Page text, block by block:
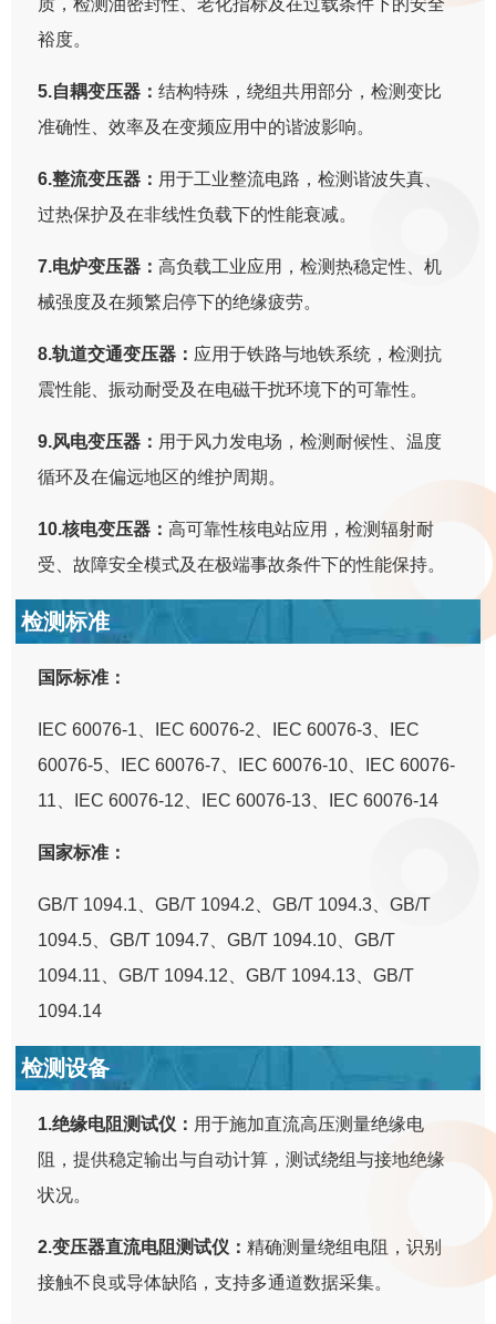
质，检测油密封性、老化指标及在过载条件下的安全
裕度。
5.自耦变压器：结构特殊，绕组共用部分，检测变比
准确性、效率及在变频应用中的谐波影响。
6.整流变压器： 用于工业整流电路，检测谐波失真、
过热保护及在非线性负载下的性能衰减。
7.电炉变压器：高负载工业应用，检测热稳定性、机
械强度及在频繁启停下的绝缘疲劳。
8.轨道交通变压器： 应用于铁路与地铁系统，检测抗
震性能、振动耐受及在电磁干扰环境下的可靠性。
9.风电变压器： 用于风力发电场，检测耐候性、温度
循环及在偏远地区的维护周期。
10.核电变压器：高可靠性核电站应用，检测辐射耐
受、故障安全模式及在极端事故条件下的性能保持。
检测标准
国际标准：
IEC 60076-1、IEC 60076-2、IEC 60076-3、IEC
60076-5、IEC 60076-7、IEC 60076-10、IEC 60076-
11、IEC 60076-12、IEC 60076-13、IEC 60076-14
国家标准：
GB/T 1094.1、GB/T 1094.2、GB/T 1094.3、GB/T
1094.5、GB/T 1094.7、GB/T 1094.10、GB/T
1094.11、GB/T 1094.12、GB/T 1094.13、GB/T
1094.14
检测设备
1.绝缘电阻测试仪： 用于施加直流高压测量绝缘电
阻，提供稳定输出与自动计算，测试绕组与接地绝缘
状况。
2.变压器直流电阻测试仪：精确测量绕组电阻，识别
接触不良或导体缺陷，支持多通道数据采集。